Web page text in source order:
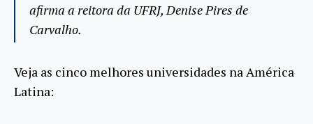
afirma a reitora da UFRJ, Denise Pires de
Carvalho.
Veja as cinco melhores universidades na América
Latina: